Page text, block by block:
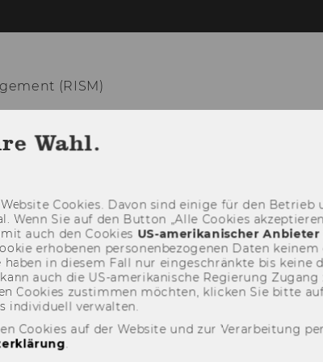
(RISM)
NEWS
Wahl.
Coo­kies. Davon sind ei­ni­ge für den
Wenn Sie auf den But­ton „Alle Coo­kies
auch den Coo­kies US-​amerikanischer An­bie­ter
er­ho­be­nen per­so­nen­be­zo­ge­nen Daten
haben in die­sem Fall nur ein­ge­schränk­te bis keine
auch die US-​amerikanische Re­gie­rung
Coo­kies zu­stim­men möch­ten, kli­cken Sie bitte
in­di­vi­du­ell ver­wal­ten.
Cookies auf der Website und zur Verarbeitung
.